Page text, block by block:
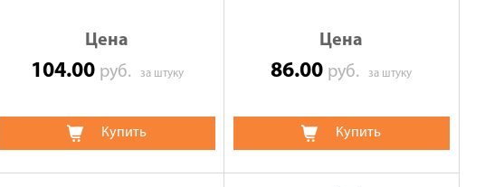
Цена
104.00 руб. за штуку
Купить
Цена
86.00 руб.за штуку
Купить